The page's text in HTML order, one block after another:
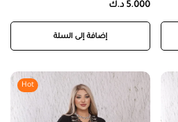
5.000 د.ك
إضافة إلى السلة
Hot